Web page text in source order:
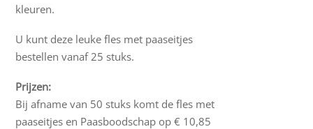
kleuren.
U kunt deze leuke fles met paaseitjes
bestellen vanaf 25 stuks.
Prijzen:
Bij afname van 50 stuks komt de fles met
paaseitjes en Paasboodschap op € 10,85